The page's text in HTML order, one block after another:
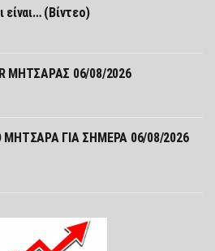
(Βίντεο)
ΜΗΤΣΑΡΑΣ 06/08/2026
ΜΗΤΣΑΡΑ ΓΙΑ ΣΗΜΕΡΑ 06/08/2026